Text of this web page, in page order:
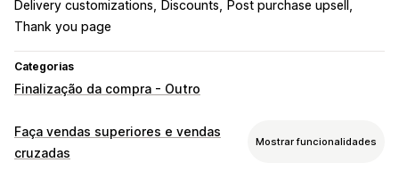
Delivery customizations
Discounts
Post purchase upsell
Thank you page
Categorias
Finalização da compra - Outro
Faça vendas superiores e vendas
cruzadas
Mostrar funcionalidades